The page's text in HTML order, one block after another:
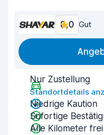
8,0 Gut
Nur Zustellung
Standortdetails
Niedrige Kaution
Sofortige
Alle Kilometer frei